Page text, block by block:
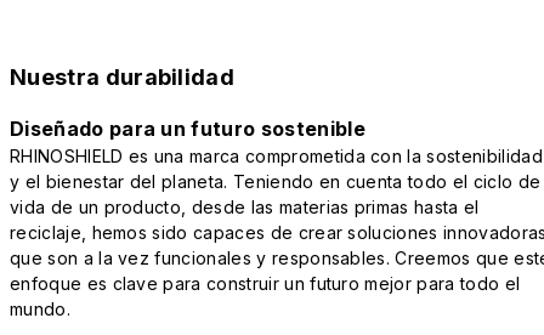
Nuestra durabilidad
Diseñado para un futuro sostenible
RHINOSHIELD es una marca comprometida con la sostenibilidad
y el bienestar del planeta. Teniendo en cuenta todo el ciclo de
vida de un producto, desde las materias primas hasta el
reciclaje, hemos sido capaces de crear soluciones
que son a la vez funcionales y responsables. Creemos que
enfoque es clave para construir un futuro mejor para todo el
mundo.